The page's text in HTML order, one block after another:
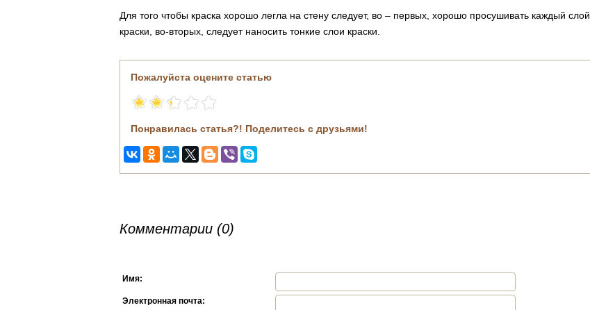
Для того чтобы краска хорошо легла на стену следует, во – первых, хорошо просушивать каждый слой
краски, во-вторых, следует наносить тонкие слои краски.
Пожалуйста оцените статью
Понравилась статья?! Поделитесь с друзьями!
Комментарии (0)
Имя:
Электронная почта: